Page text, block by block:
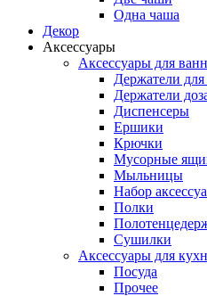
Одна чаша
Декор
Аксессуары
Аксессуары для
Держатели для
Держатели
Диспенсеры
Ершики
Крючки
Мусорные
Мыльницы
Набор
Полки
Сушилки
Аксессуары для
Посуда
Прочее